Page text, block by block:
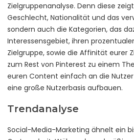
Zielgruppenanalyse. Denn diese
Geschlecht, Nationalität und das
sondern auch die Kategorien, das
Interessensgebiet, ihren
Zielgruppe, sowie die Affinität eurer
zum Rest von Pinterest zu einem
euren Content einfach an die
eine große Nutzerbasis aufbauen.
Trendanalyse
Social-Media-Marketing ähnelt ein